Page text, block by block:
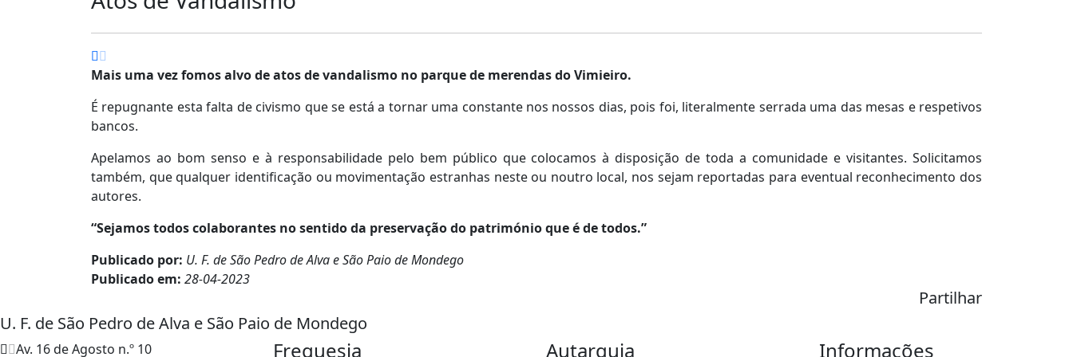
Mais uma vez fomos alvo de atos de vandalismo no parque de merendas do Vimieiro.
É repugnante esta falta de civismo que se está a tornar uma constante nos nossos dias, pois foi, literalmente serrada uma das mesas e respetivos
bancos.
Apelamos ao bom senso e à responsabilidade pelo bem público que colocamos à disposição de toda a comunidade e visitantes. Solicitamos
também, que qualquer identificação ou movimentação estranhas neste ou noutro local, nos sejam reportadas para eventual reconhecimento dos
autores.
“Sejamos todos colaborantes no sentido da preservação do património que é de todos.”
Publicado por: U. F. de São Pedro de Alva e São Paio de Mondego
Publicado em: 28-04-2023
Partilhar
U. F. de São Pedro de Alva e São Paio de Mondego
Av. 16 de Agosto n.º 10 Freguesia Autarquia Informações